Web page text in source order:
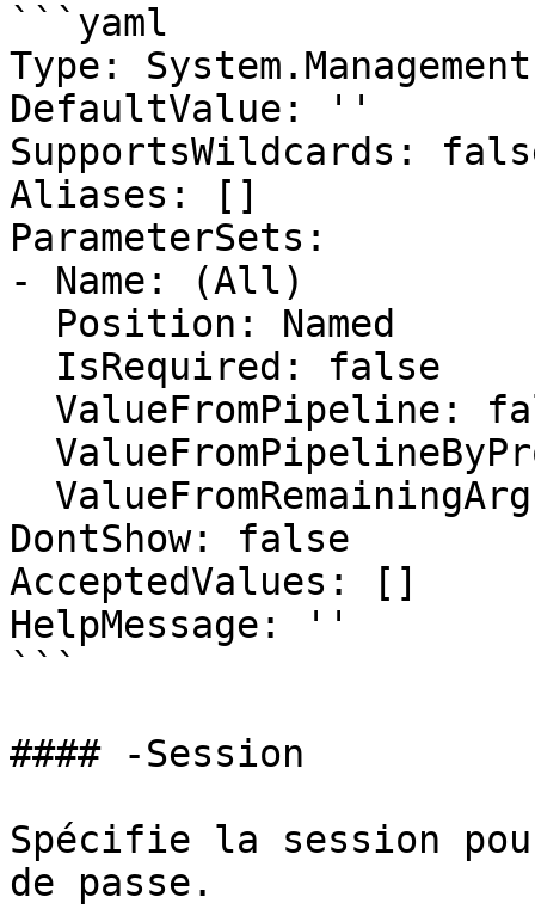
```yaml
Type:
DefaultValue: ''
SupportsWildcards:
Aliases: []
ParameterSets:
- Name: (All)
DontShow: false
AcceptedValues: []
HelpMessage: ''
```
#### -Session
Spécifie la session
de passe.